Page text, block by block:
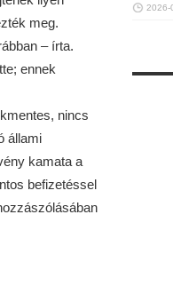
meg.
– írta.
ennek
nincs
állami
kamata a
befizetéssel
2026-